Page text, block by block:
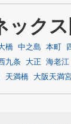
ック
橋 中之島 本町
九条 大正 海老江
天満橋 大阪天満